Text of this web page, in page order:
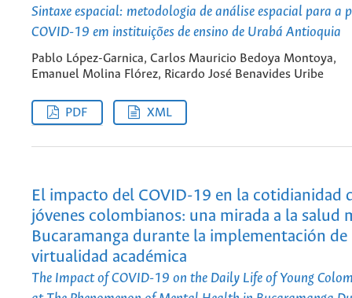
Sintaxe espacial: metodologia de análise espacial para a
COVID-19 em instituições de ensino de Urabá Antioquia
Pablo López-Garnica, Carlos Mauricio Bedoya Montoya,
Emanuel Molina Flórez, Ricardo José Benavides Uribe
PDF XML
El impacto del COVID-19 en la cotidianidad
jóvenes colombianos: una mirada a la salud
Bucaramanga durante la implementación de
virtualidad académica
The Impact of COVID-19 on the Daily Life of Young